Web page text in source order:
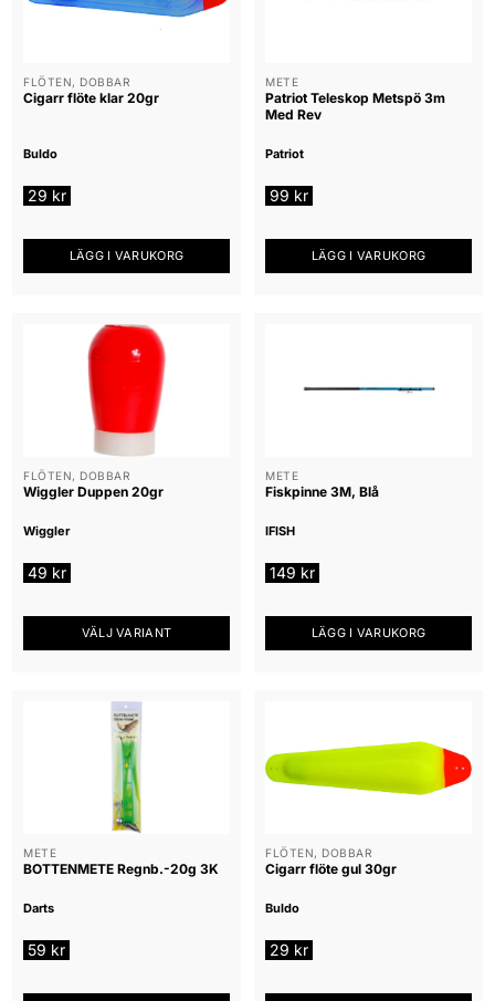
FLÖTEN, DOBBAR
Cigarr flöte klar 20gr
Buldo
29 kr
LÄGG I VARUKORG
METE
Patriot Teleskop Metspö 3m
Med Rev
Patriot
99 kr
LÄGG I VARUKORG
FLÖTEN, DOBBAR
Wiggler Duppen 20gr
Wiggler
49 kr
VÄLJ VARIANT
alternativen
kan
på
produktsidan
METE
Fiskpinne 3M, Blå
IFISH
149 kr
LÄGG I VARUKORG
METE
BOTTENMETE Regnb.-20g 3K
Darts
59 kr
FLÖTEN, DOBBAR
Cigarr flöte gul 30gr
Buldo
29 kr